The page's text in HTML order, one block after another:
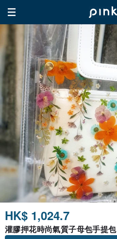
HK$ 1,024.7
灌膠押花時尚氣質子母包手提包